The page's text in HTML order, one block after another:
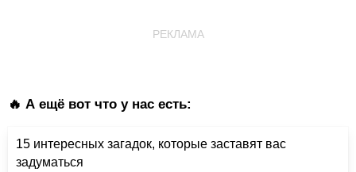
РЕКЛАМА
🔥 А ещё вот что у нас есть:
15 интересных загадок, которые заставят вас
задуматься